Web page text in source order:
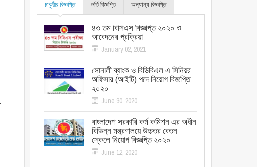
চাকুরীর বিজ্ঞপ্তি ভর্তি বিজ্ঞপ্তি অন্যান্য বিজ্ঞপ্তি
৪৩ তম বিসিএস বিজ্ঞপ্তি ২০২০ ও
আবেদনের প্রক্রিয়া
January 02, 2021
সোনালী ব্যাংক ও বিডিবিএল এ সিনিয়র
অফিসার (আইটি) পদে নিয়োগ বিজ্ঞপ্তি
২০২০
June 30, 2020
বাংলাদেশ সরকারি কর্ম কমিশন এর অধীন
বিভিন্ন মন্ত্রণালয়ে উচ্চতর বেতন
স্কেলে নিয়োগ বিজ্ঞপ্তি ২০২০
June 12, 2020